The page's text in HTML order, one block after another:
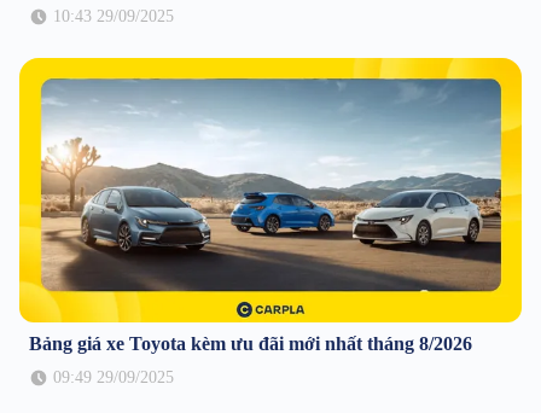
10:43 29/09/2025
Bảng giá xe Toyota kèm ưu đãi mới nhất tháng 8/2026
09:49 29/09/2025